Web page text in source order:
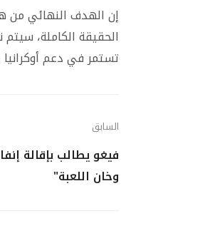
إن الهدف النهائي من
الحقيقة الكاملة، سيتم
تستمر في دعم
السابق
فيغو يطالب بإقالة
وخان اللعبة"